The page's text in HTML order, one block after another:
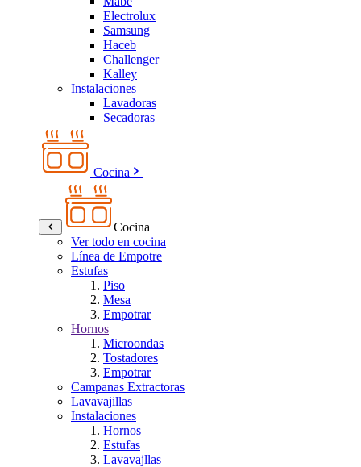
Electrolux
Samsung
Haceb
Challenger
Kalley
Instalaciones
Lavadoras
Secadoras
Cocina
Cocina
Ver todo en cocina
Línea de Empotre
Estufas
Piso
Mesa
Empotrar
Hornos
Microondas
Tostadores
Empotrar
Campanas Extractoras
Lavavajillas
Instalaciones
Hornos
Estufas
Lavavajllas